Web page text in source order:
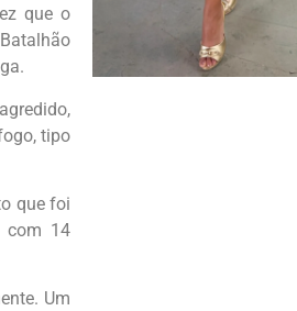
que o
tipo
que foi
com 14
Um